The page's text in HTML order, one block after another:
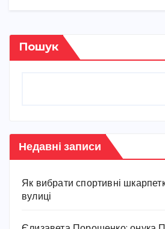
Пошук
Недавні записи
Як вибрати спортивні
вулиці